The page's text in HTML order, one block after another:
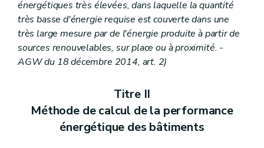
énergétiques très élevées, dans laquelle la quantité
très basse d'énergie requise est couverte dans une
très large mesure par de l'énergie produite à partir de
sources renouvelables, sur place ou à proximité. -
AGW du 18 décembre 2014, art. 2)
Titre II
Méthode de calcul de la performance
énergétique des bâtiments